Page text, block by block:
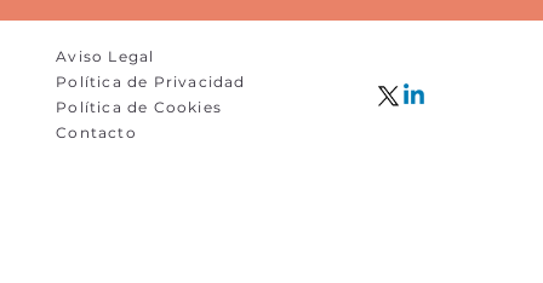
Aviso Legal
Política de Privacidad
Política de Cookies
Contacto